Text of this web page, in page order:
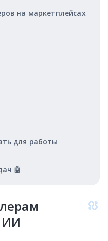
на маркетплейсах
для работы
🤖
ИИ